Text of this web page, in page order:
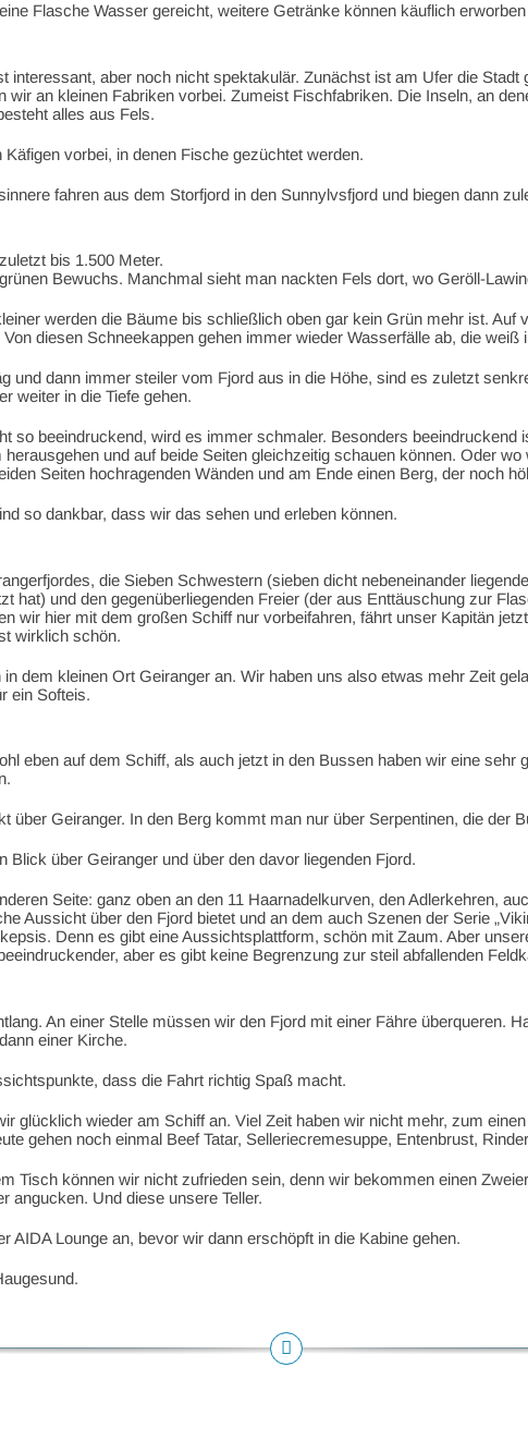
Flasche Wasser gereicht, weitere Getränke können käuflich
interessant, aber noch nicht spektakulär. Zunächst ist am Ufer die
wir an kleinen Fabriken vorbei. Zumeist Fischfabriken. Die Inseln, an
alles aus Fels.
vorbei, in denen Fische gezüchtet werden.
fahren aus dem Storfjord in den Sunnylvsfjord und biegen dann
bis 1.500 Meter.
Bewuchs. Manchmal sieht man nackten Fels dort, wo Geröll-
werden die Bäume bis schließlich oben gar kein Grün mehr ist. Auf
diesen Schneekappen gehen immer wieder Wasserfälle ab, die weiß
und dann immer steiler vom Fjord aus in die Höhe, sind es zuletzt
weiter in die Tiefe gehen.
so beeindruckend, wird es immer schmaler. Besonders beeindruckend
und auf beide Seiten gleichzeitig schauen können. Oder
Seiten hochragenden Wänden und am Ende einen Berg, der noch
so dankbar, dass wir das sehen und erleben können.
die Sieben Schwestern (sieben dicht nebeneinander
hat) und den gegenüberliegenden Freier (der aus Enttäuschung zur
wir hier mit dem großen Schiff nur vorbeifahren, fährt unser Kapitän
wirklich schön.
dem kleinen Ort Geiranger an. Wir haben uns also etwas mehr Zeit
ein Softeis.
eben auf dem Schiff, als auch jetzt in den Bussen haben wir eine sehr
über Geiranger. In den Berg kommt man nur über Serpentinen, die der
Blick über Geiranger und über den davor liegenden Fjord.
Seite: ganz oben an den 11 Haarnadelkurven, den Adlerkehren,
Aussicht über den Fjord bietet und an dem auch Szenen der Serie
Denn es gibt eine Aussichtsplattform, schön mit Zaum. Aber
aber es gibt keine Begrenzung zur steil abfallenden
An einer Stelle müssen wir den Fjord mit einer Fähre überqueren.
einer Kirche.
dass die Fahrt richtig Spaß macht.
glücklich wieder am Schiff an. Viel Zeit haben wir nicht mehr, zum
gehen noch einmal Beef Tatar, Selleriecremesuppe, Entenbrust,
Tisch können wir nicht zufrieden sein, denn wir bekommen einen
angucken. Und diese unsere Teller.
AIDA Lounge an, bevor wir dann erschöpft in die Kabine gehen.